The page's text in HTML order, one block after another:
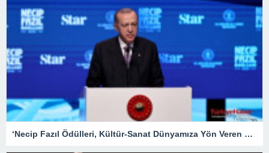
‘Necip Fazıl Ödülleri, Kültür-Sanat Dünyamıza Yön Veren Etkinliklerdendir’ – Kültür Sanat & Sinema